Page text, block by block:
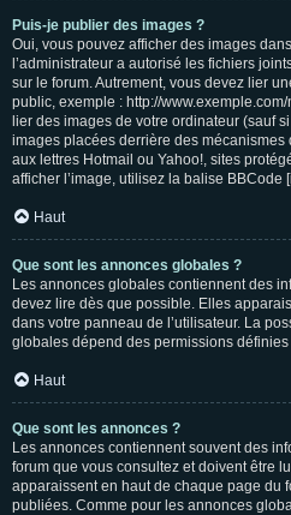
Puis-je publier des images ?
Oui, vous pouvez afficher des images
l’administrateur a autorisé les fichiers
sur le forum. Autrement, vous devez lier
public, exemple : http://
lier des images de votre ordinateur (sauf
images placées derrière des mécanismes
aux lettres Hotmail ou Yahoo!, sites
afficher l’image, utilisez la balise BBCode
Haut
Que sont les annonces globales ?
Les annonces globales contiennent des
devez lire dès que possible. Elles
dans votre panneau de l’utilisateur. La
globales dépend des permissions définies
Haut
Que sont les annonces ?
Les annonces contiennent souvent des
forum que vous consultez et doivent être
apparaissent en haut de chaque page du
publiées. Comme pour les annonces